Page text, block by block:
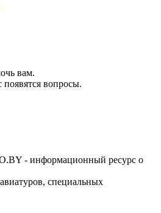
вам.
вопросы.
- информационный ресурс о
специальных